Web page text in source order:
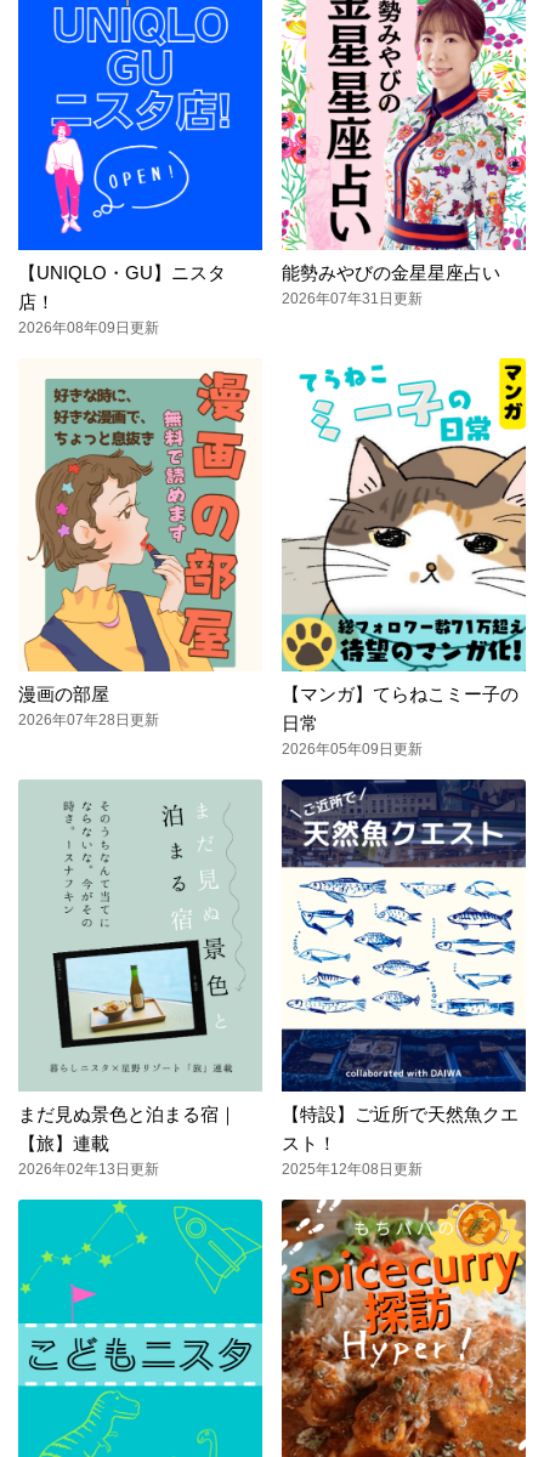
【UNIQLO・GU】ニスタ
店！
2026年08年09日更新
能勢みやびの金星星座占い
2026年07年31日更新
漫画の部屋
2026年07年28日更新
【マンガ】てらねこミー子の
日常
2026年05年09日更新
まだ見ぬ景色と泊まる宿｜
【旅】連載
2026年02年13日更新
【特設】ご近所で天然魚クエ
スト！
2025年12年08日更新